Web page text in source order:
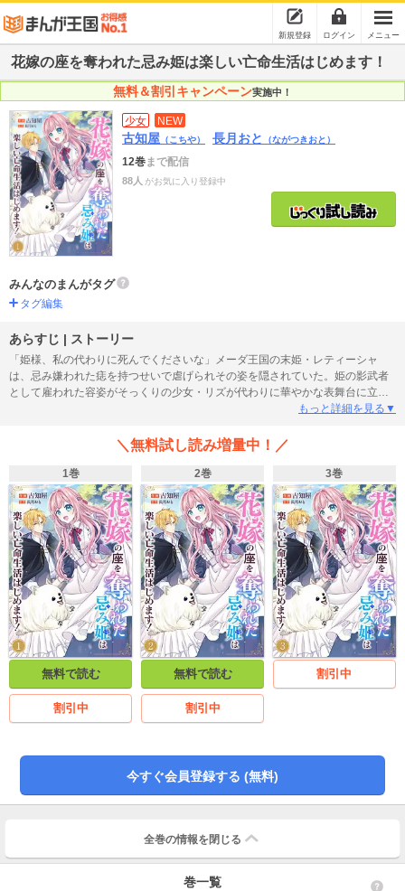
新規登録 ログイン メニュー
花嫁の座を奪われた忌み姫は楽しい亡命生活はじめます！
無料＆割引キャンペーン実施中！
少女 NEW
古知屋 （こちや） 長月おと （ながつきおと）
12巻まで配信
88人 がお気に入り登録中
みんなのまんがタグ
タグ編集
あらすじ | ストーリー
「姫様、私の代わりに死んでくださいな」メーダ王国の末姫・レティーシャ
は、忌み嫌われた痣を持つせいで虐げられその姿を隠されていた。姫の影武者
として雇われた容姿がそっくりの少女・リズが代わりに華やかな表舞台に立
ち、レティーシャはその陰で雑用を回される日々ーー。しかしある日、神の啓
る。輿入れの時がやってきて生まれて初めて見る外の世界に目を輝かせるレテ
ィーシャだったが、羨んだリズの画策によって花嫁の座を奪われてしまう…！
命まで狙われることとなったレティーシャを救ったのは、なにやら訳アリそう
な魔術師様でーー？
もっと詳細を見る▼
＼無料試し読み増量中！／
1巻
無料で読む
割引中
2巻
無料で読む
割引中
3巻
割引中
今すぐ会員登録する (無料)
全巻の情報を 閉じる
巻一覧